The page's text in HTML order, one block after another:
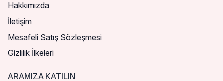
Hakkımızda
İletişim
Mesafeli Satış Sözleşmesi
Gizlilik İlkeleri
ARAMIZA KATILIN